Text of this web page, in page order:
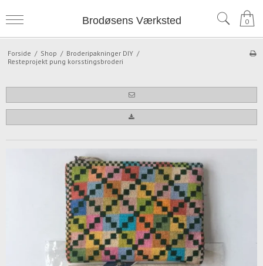
Brodøsens Værksted 0
Forside / Shop / Broderipakninger DIY /
Resteprojekt pung korsstingsbroderi